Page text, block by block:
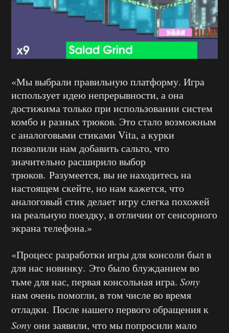
«Мы выбрали правильную платформу. Игра
использует идею непрерывности, а она
достижима только при использовании систем
комбо и разных трюков. Это стало возможным
с аналоговыми стиками Vita, а курки
позволили нам добавить сальто, что
значительно расширило выбор
трюков. Разумеется, вы не находитесь на
настоящем скейте, но нам кажется, что
аналоговый стик делает игру слегка похожей
на реальную поездку, в отличии от сенсорного
экрана телефона.»
«Процесс разработки игры для консоли был в
для нас новинку. Это было блужданием во
тьме для нас, первая консольная игра. Sony
нам очень помогли, в том числе во время
отладки. После нашего первого обращения к
Sonyони заявили, что мы попросили мало